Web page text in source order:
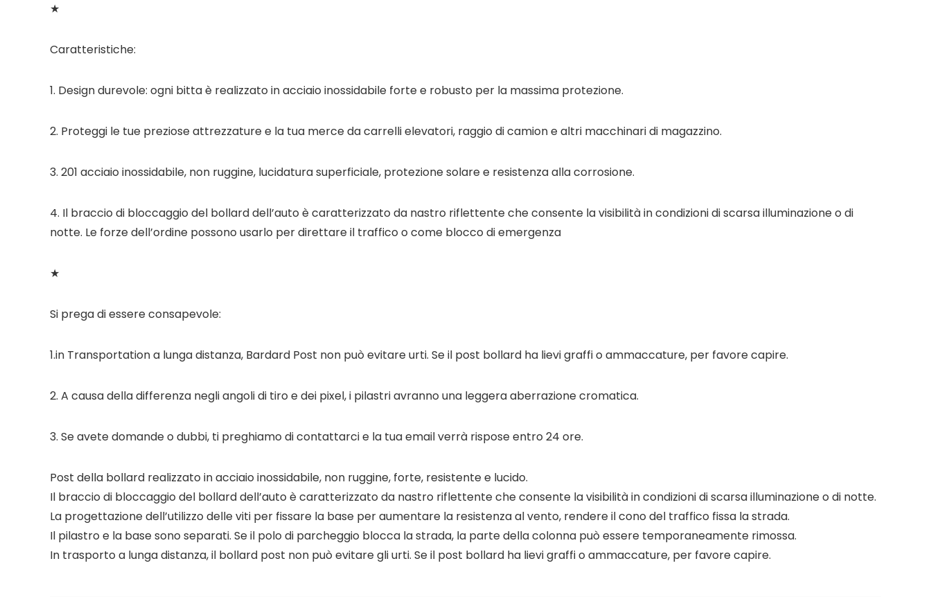
★
Caratteristiche:
1. Design durevole: ogni bitta è realizzato in acciaio inossidabile forte e robusto per la massima protezione.
2. Proteggi le tue preziose attrezzature e la tua merce da carrelli elevatori, raggio di camion e altri macchinari di magazzino.
3. 201 acciaio inossidabile, non ruggine, lucidatura superficiale, protezione solare e resistenza alla corrosione.
4. Il braccio di bloccaggio del bollard dell’auto è caratterizzato da nastro riflettente che consente la visibilità in condizioni di scarsa illuminazione o di
notte. Le forze dell’ordine possono usarlo per direttare il traffico o come blocco di emergenza
★
Si prega di essere consapevole:
1.in Transportation a lunga distanza, Bardard Post non può evitare urti. Se il post bollard ha lievi graffi o ammaccature, per favore capire.
2. A causa della differenza negli angoli di tiro e dei pixel, i pilastri avranno una leggera aberrazione cromatica.
3. Se avete domande o dubbi, ti preghiamo di contattarci e la tua email verrà rispose entro 24 ore.
Post della bollard realizzato in acciaio inossidabile, non ruggine, forte, resistente e lucido.
Il braccio di bloccaggio del bollard dell’auto è caratterizzato da nastro riflettente che consente la visibilità in condizioni di scarsa illuminazione o di notte.
La progettazione dell’utilizzo delle viti per fissare la base per aumentare la resistenza al vento, rendere il cono del traffico fissa la strada.
Il pilastro e la base sono separati. Se il polo di parcheggio blocca la strada, la parte della colonna può essere temporaneamente rimossa.
In trasporto a lunga distanza, il bollard post non può evitare gli urti. Se il post bollard ha lievi graffi o ammaccature, per favore capire.